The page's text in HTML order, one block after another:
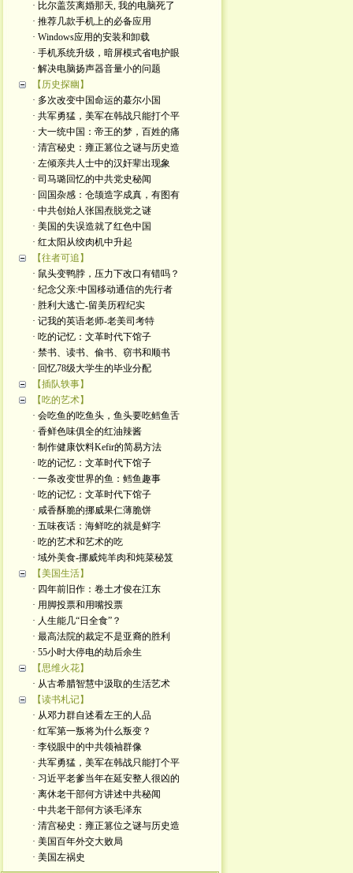
· 比尔盖茨离婚那天, 我的电脑死了
· 推荐几款手机上的必备应用
· Windows应用的安装和卸载
· 手机系统升级，暗屏模式省电护眼
· 解决电脑扬声器音量小的问题
【历史探幽】
· 多次改变中国命运的蕞尔小国
· 共军勇猛，美军在韩战只能打个平
· 大一统中国：帝王的梦，百姓的痛
· 清宫秘史：雍正篡位之谜与历史造
· 左倾亲共人士中的汉奸辈出现象
· 司马璐回忆的中共党史秘闻
· 回国杂感：仓颉造字成真，有图有
· 中共创始人张国焘脱党之谜
· 美国的失误造就了红色中国
· 红太阳从绞肉机中升起
【往者可追】
· 鼠头变鸭脖，压力下改口有错吗？
· 纪念父亲:中国移动通信的先行者
· 胜利大逃亡-留美历程纪实
· 记我的英语老师-老美司考特
· 吃的记忆：文革时代下馆子
· 禁书、读书、偷书、窃书和顺书
· 回忆78级大学生的毕业分配
【插队轶事】
【吃的艺术】
· 会吃鱼的吃鱼头，鱼头要吃鳕鱼舌
· 香鲜色味俱全的红油辣酱
· 制作健康饮料Kefir的简易方法
· 吃的记忆：文革时代下馆子
· 一条改变世界的鱼：鳕鱼趣事
· 吃的记忆：文革时代下馆子
· 咸香酥脆的挪威果仁薄脆饼
· 五味夜话：海鲜吃的就是鲜字
· 吃的艺术和艺术的吃
· 域外美食-挪威炖羊肉和炖菜秘笈
【美国生活】
· 四年前旧作：卷土才俊在江东
· 用脚投票和用嘴投票
· 人生能几“日全食”？
· 最高法院的裁定不是亚裔的胜利
· 55小时大停电的劫后余生
【思维火花】
· 从古希腊智慧中汲取的生活艺术
【读书札记】
· 从邓力群自述看左王的人品
· 红军第一叛将为什么叛变？
· 李锐眼中的中共领袖群像
· 共军勇猛，美军在韩战只能打个平
· 习近平老爹当年在延安整人很凶的
· 离休老干部何方讲述中共秘闻
· 中共老干部何方谈毛泽东
· 清宫秘史：雍正篡位之谜与历史造
· 美国百年外交大败局
· 美国左祸史